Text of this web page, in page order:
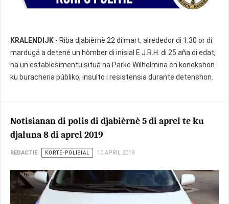
KRALENDIJK - Riba djabièrnè 22 di mart, alrededor di 1.30 or di
mardugá a detené un hòmber di inisial E.J.R.H. di 25 aña di edat,
na un establesimentu situá na Parke Wilhelmina en konekshon
ku buracheria públiko, insulto i resistensia durante detenshon.
Notisianan di polis di djabièrnè 5 di aprel te ku
djaluna 8 di aprel 2019
REDACTIE KORTE-POLISIAL 10 APRIL 2019